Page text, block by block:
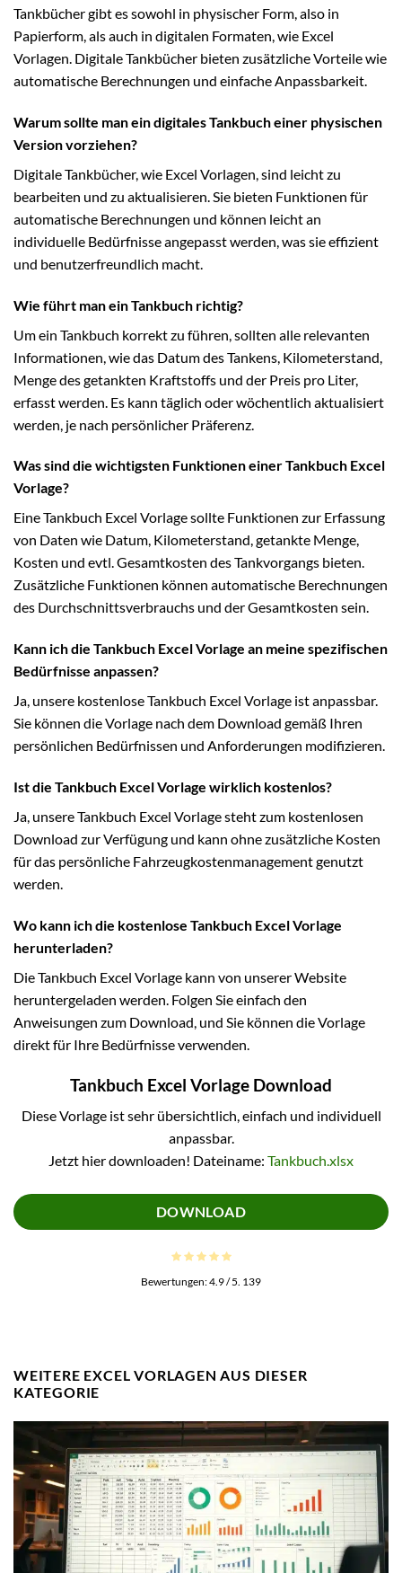
Tankbücher gibt es sowohl in physischer Form, also in
Papierform, als auch in digitalen Formaten, wie Excel
Vorlagen. Digitale Tankbücher bieten zusätzliche Vorteile wie
automatische Berechnungen und einfache Anpassbarkeit.
Warum sollte man ein digitales Tankbuch einer physischen
Version vorziehen?
Digitale Tankbücher, wie Excel Vorlagen, sind leicht zu
bearbeiten und zu aktualisieren. Sie bieten Funktionen für
automatische Berechnungen und können leicht an
individuelle Bedürfnisse angepasst werden, was sie effizient
und benutzerfreundlich macht.
Wie führt man ein Tankbuch richtig?
Um ein Tankbuch korrekt zu führen, sollten alle relevanten
Informationen, wie das Datum des Tankens, Kilometerstand,
Menge des getankten Kraftstoffs und der Preis pro Liter,
erfasst werden. Es kann täglich oder wöchentlich aktualisiert
werden, je nach persönlicher Präferenz.
Was sind die wichtigsten Funktionen einer Tankbuch Excel
Vorlage?
Eine Tankbuch Excel Vorlage sollte Funktionen zur Erfassung
von Daten wie Datum, Kilometerstand, getankte Menge,
Kosten und evtl. Gesamtkosten des Tankvorgangs bieten.
Zusätzliche Funktionen können automatische Berechnungen
des Durchschnittsverbrauchs und der Gesamtkosten sein.
Kann ich die Tankbuch Excel Vorlage an meine spezifischen
Bedürfnisse anpassen?
Ja, unsere kostenlose Tankbuch Excel Vorlage ist anpassbar.
Sie können die Vorlage nach dem Download gemäß Ihren
persönlichen Bedürfnissen und Anforderungen modifizieren.
Ist die Tankbuch Excel Vorlage wirklich kostenlos?
Ja, unsere Tankbuch Excel Vorlage steht zum kostenlosen
Download zur Verfügung und kann ohne zusätzliche Kosten
für das persönliche Fahrzeugkostenmanagement genutzt
werden.
Wo kann ich die kostenlose Tankbuch Excel Vorlage
herunterladen?
Die Tankbuch Excel Vorlage kann von unserer Website
heruntergeladen werden. Folgen Sie einfach den
Anweisungen zum Download, und Sie können die Vorlage
direkt für Ihre Bedürfnisse verwenden.
Tankbuch Excel Vorlage Download
Diese Vorlage ist sehr übersichtlich, einfach und individuell
anpassbar.
Jetzt hier downloaden! Dateiname: Tankbuch.xlsx
DOWNLOAD
Bewertungen:4.9/ 5. 139
WEITERE EXCEL VORLAGEN AUS DIESER
KATEGORIE